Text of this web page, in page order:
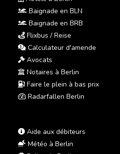
Baignade en BLN
Baignade en BRB
Flixbus / Reise
Calculateur d'amende
Avocats
Notaires à Berlin
Faire le plein à bas prix
Radarfallen Berlin
Aide aux débiteurs
Météo à Berlin